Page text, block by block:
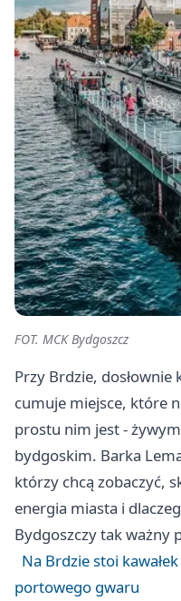
FOT. MCK Bydgoszcz
Przy Brdzie,
cumuje miejsce, które
prostu nim jest -
bydgoskim. Barka
którzy chcą zobaczyć,
energia miasta i
Bydgoszczy tak ważny
Na Brdzie stoi
portowego gwaru